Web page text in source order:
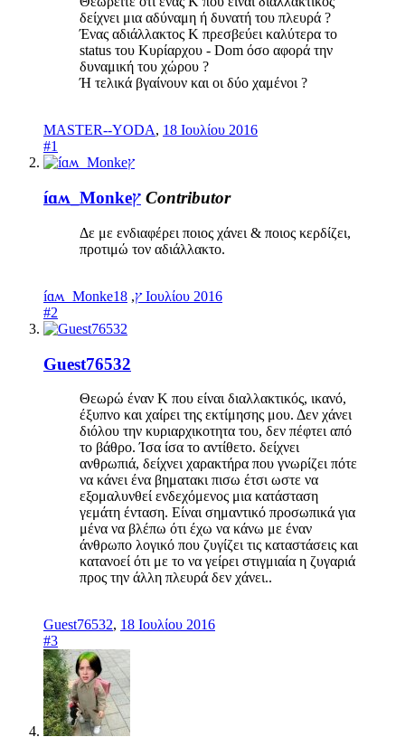
δείχνει μια αδύναμη ή δυνατή του πλευρά ?
Ένας αδιάλλακτος Κ πρεσβεύει καλύτερα το
status του Κυρίαρχου - Dom όσο αφορά την
δυναμική του χώρου ?
Ή τελικά βγαίνουν και οι δύο χαμένοι ?
MASTER--YODA, 18 Ιουλίου 2016
#1
íɑʍ_Monkeץ Contributor
Δε με ενδιαφέρει ποιος χάνει & ποιος κερδίζει,
προτιμώ τον αδιάλλακτο.
íɑʍ_Monkeץ, 18 Ιουλίου 2016
#2
Guest76532
Θεωρώ έναν Κ που είναι διαλλακτικός, ικανό,
έξυπνο και χαίρει της εκτίμησης μου. Δεν χάνει
διόλου την κυριαρχικοτητα του, δεν πέφτει από
το βάθρο. Ίσα ίσα το αντίθετο. δείχνει
ανθρωπιά, δείχνει χαρακτήρα που γνωρίζει πότε
να κάνει ένα βηματακι πισω έτσι ωστε να
εξομαλυνθεί ενδεχόμενος μια κατάσταση
γεμάτη ένταση. Είναι σημαντικό προσωπικά για
μένα να βλέπω ότι έχω να κάνω με έναν
άνθρωπο λογικό που ζυγίζει τις καταστάσεις και
κατανοεί ότι με το να γείρει στιγμιαία η ζυγαριά
προς την άλλη πλευρά δεν χάνει..
Guest76532, 18 Ιουλίου 2016
#3